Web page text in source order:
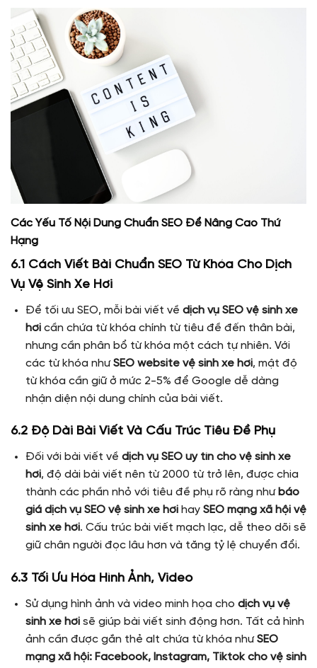
Các Yếu Tố Nội Dung Chuẩn SEO Để Nâng Cao Thứ
Hạng
6.1 Cách Viết Bài Chuẩn SEO Từ Khóa Cho Dịch
Vụ Vệ Sinh Xe Hơi
Để tối ưu SEO, mỗi bài viết về dịch vụ SEO vệ sinh xe
hơicần chứa từ khóa chính từ tiêu đề đến thân bài,
nhưng cần phân bổ từ khóa một cách tự nhiên. Với
các từ khóa nhưSEO website vệ sinh xe hơi, mật độ
từ khóa cần giữ ở mức 2-5% để Google dễ dàng
nhận diện nội dung chính của bài viết.
6.2 Độ Dài Bài Viết Và Cấu Trúc Tiêu Đề Phụ
Đối với bài viết về dịch vụ SEO uy tín cho vệ sinh xe
hơi, độ dài bài viết nên từ 2000 từ trở lên, được chia
thành các phần nhỏ với tiêu đề phụ rõ ràng nhưbáo
giá dịch vụ SEO vệ sinh xe hơihay SEO mạng xã hội vệ
sinh xe hơi. Cấu trúc bài viết mạch lạc, dễ theo dõi sẽ
giữ chân người đọc lâu hơn và tăng tỷ lệ chuyển đổi.
6.3 Tối Ưu Hóa Hình Ảnh, Video
Sử dụng hình ảnh và video minh họa cho dịch vụ vệ
sinh xe hơisẽ giúp bài viết sinh động hơn. Tất cả hình
ảnh cần được gắn thẻ alt chứa từ khóa nhưSEO
mạng xã hội: Facebook, Instagram, Tiktok cho vệ sinh